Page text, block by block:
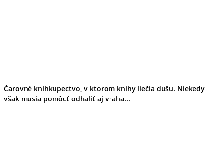
Čarovné kníhkupectvo, v ktorom knihy liečia dušu. Niekedy
však musia pomôcť odhaliť aj vraha...